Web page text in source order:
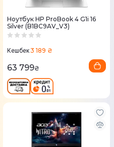
Ноутбук HP ProBook 4 G1i 16
Silver (B1BC9AV_V3)
Кешбек3 189 ₴
63 799₴